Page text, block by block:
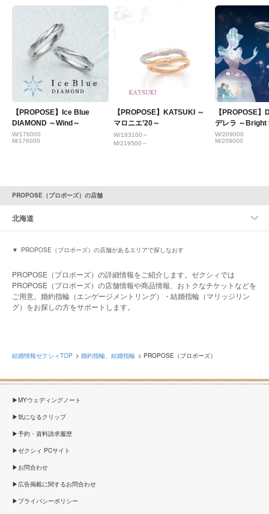
【PROPOSE】Ice Blue
DIAMOND ～Wind～
W/176000
M/176000
【PROPOSE】KATSUKI ～
マロニエ’20～
W/183100～
M/219500～
【PROPOSE
デレラ ～Bright
W/209000
M/209000
PROPOSE（プロポーズ）の店舗
北海道
PROPOSE（プロポーズ）の店舗があるエリアで探しなおす
PROPOSE（プロポーズ）の詳細情報をご紹介します。ゼクシィでは
PROPOSE（プロポーズ）の店舗情報や商品情報、おトクなチケットなどを
ご用意。婚約指輪（エンゲージメントリング）・結婚指輪（マリッジリン
グ）をお探しの方をサポートします。
結婚情報ゼクシィTOP 婚約指輪、結婚指輪 PROPOSE（プロポーズ）
MYウェディングノート
気になるクリップ
予約・資料請求履歴
ゼクシィ PCサイト
お問合わせ
広告掲載に関するお問合わせ
プライバシーポリシー